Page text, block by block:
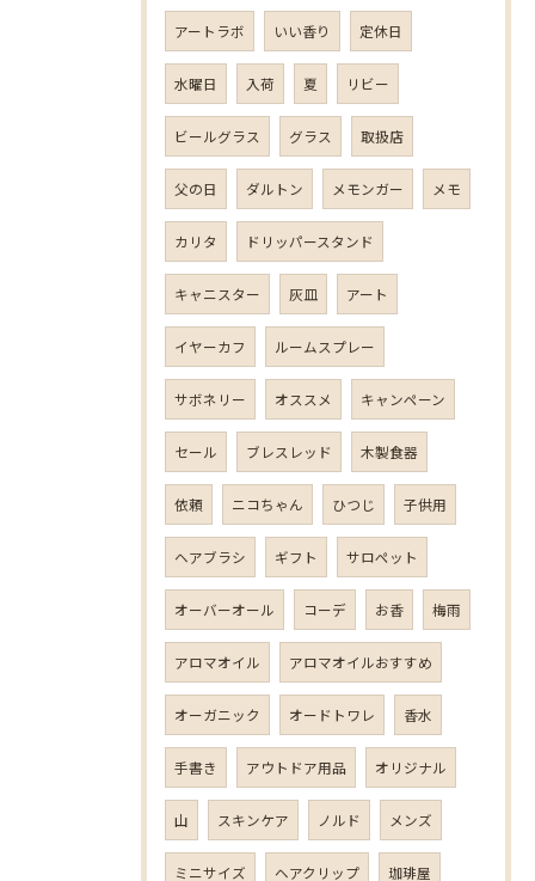
アートラボ いい香り 定休日
水曜日 入荷 夏 リビー
ビールグラス グラス 取扱店
父の日 ダルトン メモンガー メモ
カリタ ドリッパースタンド
キャニスター 灰皿 アート
イヤーカフ ルームスプレー
サボネリー オススメ キャンペーン
セール ブレスレッド 木製食器
依頼 ニコちゃん ひつじ 子供用
ヘアブラシ ギフト サロペット
オーバーオール コーデ お香 梅雨
アロマオイル アロマオイルおすすめ
オーガニック オードトワレ 香水
手書き アウトドア用品 オリジナル
山 スキンケア ノルド メンズ
ミニサイズ ヘアクリップ 珈琲屋